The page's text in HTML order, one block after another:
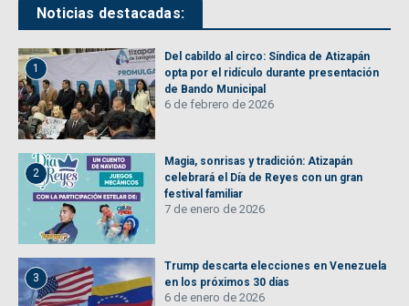
Noticias destacadas:
1
Del cabildo al circo: Síndica de Atizapán
opta por el ridículo durante presentación
de Bando Municipal
6 de febrero de 2026
2
Magia, sonrisas y tradición: Atizapán
celebrará el Día de Reyes con un gran
festival familiar
7 de enero de 2026
3
Trump descarta elecciones en Venezuela
en los próximos 30 días
6 de enero de 2026